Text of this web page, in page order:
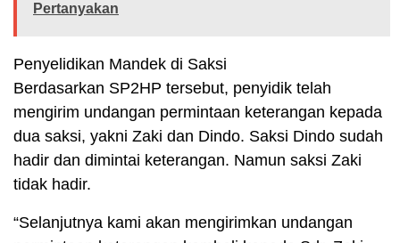
Pertanyakan
Penyelidikan Mandek di Saksi
Berdasarkan SP2HP tersebut, penyidik telah
mengirim undangan permintaan keterangan kepada
dua saksi, yakni Zaki dan Dindo. Saksi Dindo sudah
hadir dan dimintai keterangan. Namun saksi Zaki
tidak hadir.
“Selanjutnya kami akan mengirimkan undangan